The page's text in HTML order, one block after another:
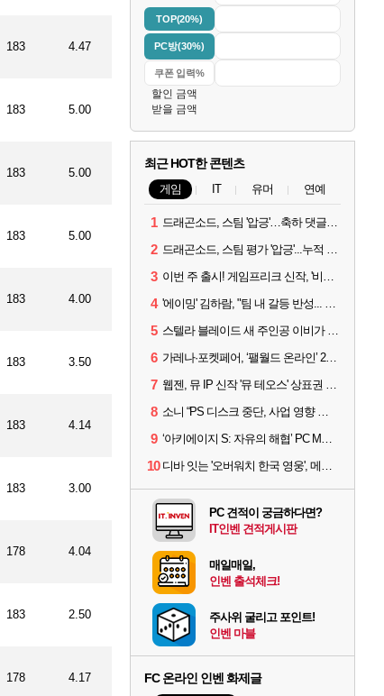
183 4.47
183 5.00
183 5.00
183 5.00
183 4.00
183 3.50
183 4.14
183 3.00
178 4.04
183 2.50
178 4.17
TOP(20%)
PC방(30%)
할인 금액
받을 금액
최근 HOT한 콘텐츠
게임 IT 유머 연예
1 드래곤소드, 스팀 '압긍'…축하 댓글 달고 게임 코드 받자!
2 드래곤소드, 스팀 평가 '압긍'...누적 판매량 20만장 돌파
3 이번 주 출시! 게임프리크 신작, '비스트 오브 리인카네이션'
4 '에이밍' 김하람, "팀 내 갈등 반성... 끝까지 뛰고 싶었다"
5 스텔라 블레이드 새 주인공 이비가 부릅니다, 'Wanna be in LOVE' 뮤비 공개
6 가레나·포켓페어, ‘팰월드 온라인’ 2026년 출시 예고
7 웹젠, 뮤 IP 신작 '뮤 테오스' 상표권 출원
8 소니 “PS 디스크 중단, 사업 영향 없다”
9 ‘아키에이지 S: 자유의 해협’ PC MMORPG로 개발한다
10 디바 잇는 '오버워치 한국 영웅', 메카 파일럿 디몬 나온다
PC 견적이 궁금하다면?
IT인벤 견적게시판
매일매일,
인벤 출석체크!
주사위 굴리고 포인트!
인벤 마블
FC 온라인 인벤 화제글